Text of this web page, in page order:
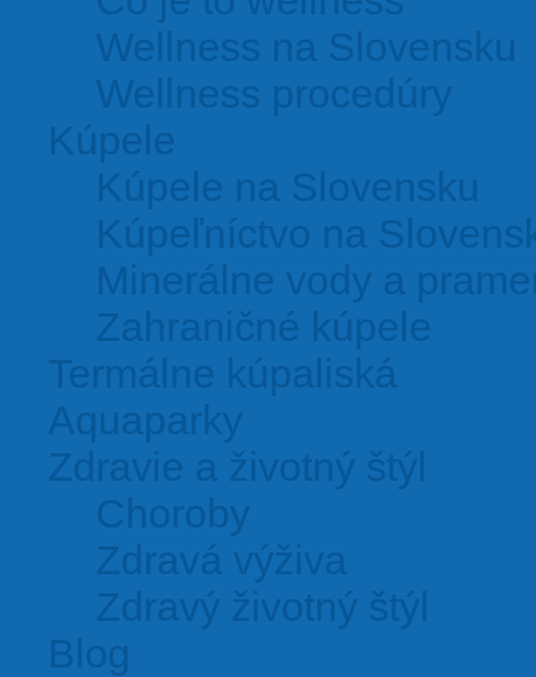
Wellness na Slovensku
Wellness procedúry
Kúpele
Kúpele na Slovensku
Kúpeľníctvo na
Minerálne vody a
Zahraničné kúpele
Termálne kúpaliská
Aquaparky
Zdravie a životný štýl
Choroby
Zdravá výživa
Zdravý životný štýl
Blog